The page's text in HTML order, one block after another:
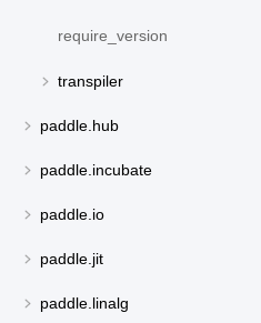
require_version
transpiler
paddle.hub
paddle.incubate
paddle.io
paddle.jit
paddle.linalg